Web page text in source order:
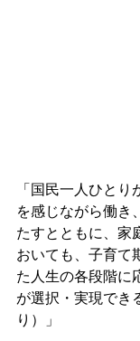
「国民一人ひと
を感じながら働き
たすとともに、家
おいても、子育て
た人生の各段階に
が選択・実現でき
り）」